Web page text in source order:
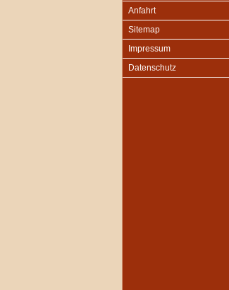
Anfahrt
Sitemap
Impressum
Datenschutz